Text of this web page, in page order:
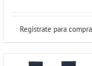
Registrate para